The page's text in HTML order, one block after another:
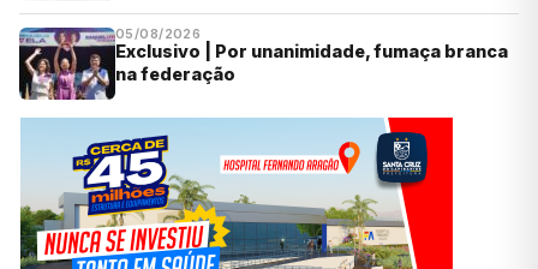
05/08/2026
Exclusivo | Por unanimidade, fumaça branca
na federação